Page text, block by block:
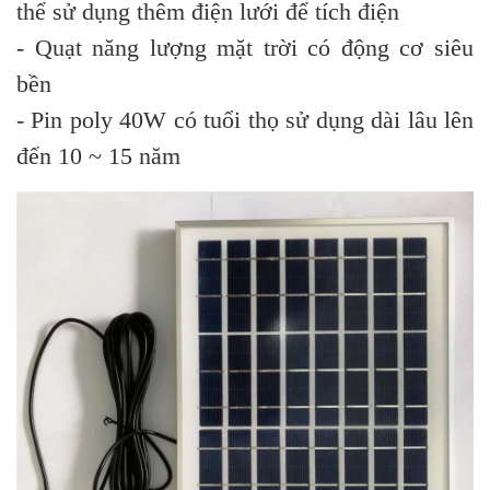
thể sử dụng thêm điện lưới để tích điện
- Quạt năng lượng mặt trời có động cơ siêu
bền
- Pin poly 40W có tuổi thọ sử dụng dài lâu lên
đến 10 ~ 15 năm